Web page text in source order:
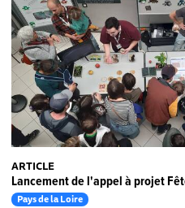
ARTICLE
Lancement de l'appel à projet
Pays de la Loire